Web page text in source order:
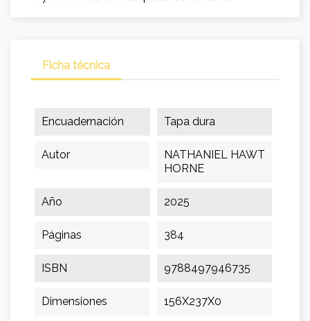
Ficha técnica
Encuadernación Tapa dura
Autor
NATHANIEL HAWT
HORNE
Año 2025
Páginas 384
ISBN 9788497946735
Dimensiones 156X237X0